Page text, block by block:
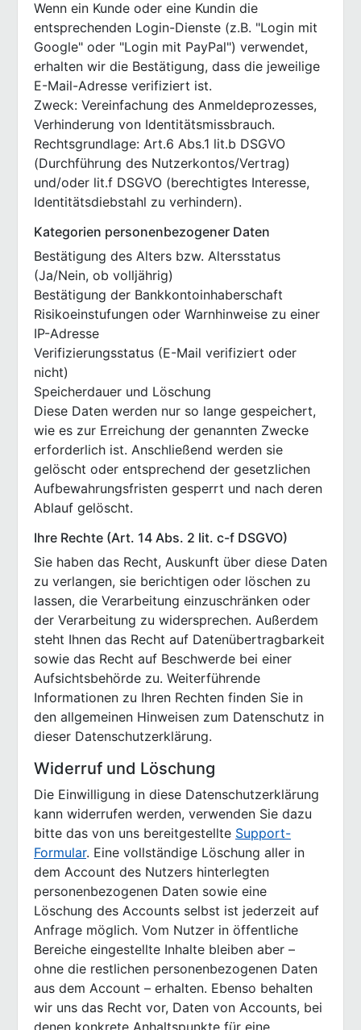
Wenn ein Kunde oder eine Kundin die
entsprechenden Login-Dienste (z.B. "Login mit
Google" oder "Login mit PayPal") verwendet,
erhalten wir die Bestätigung, dass die jeweilige
E-Mail-Adresse verifiziert ist.
Zweck: Vereinfachung des Anmeldeprozesses,
Verhinderung von Identitätsmissbrauch.
Rechtsgrundlage: Art.6 Abs.1 lit.b DSGVO
(Durchführung des Nutzerkontos/Vertrag)
und/oder lit.f DSGVO (berechtigtes Interesse,
Identitätsdiebstahl zu verhindern).
Kategorien personenbezogener Daten
Bestätigung des Alters bzw. Altersstatus
(Ja/Nein, ob volljährig)
Bestätigung der Bankkontoinhaberschaft
Risikoeinstufungen oder Warnhinweise zu einer
IP-Adresse
Verifizierungsstatus (E-Mail verifiziert oder
nicht)
Speicherdauer und Löschung
Diese Daten werden nur so lange gespeichert,
wie es zur Erreichung der genannten Zwecke
erforderlich ist. Anschließend werden sie
gelöscht oder entsprechend der gesetzlichen
Aufbewahrungsfristen gesperrt und nach deren
Ablauf gelöscht.
Ihre Rechte (Art. 14 Abs. 2 lit. c-f DSGVO)
Sie haben das Recht, Auskunft über diese Daten
zu verlangen, sie berichtigen oder löschen zu
lassen, die Verarbeitung einzuschränken oder
der Verarbeitung zu widersprechen. Außerdem
steht Ihnen das Recht auf Datenübertragbarkeit
sowie das Recht auf Beschwerde bei einer
Aufsichtsbehörde zu. Weiterführende
Informationen zu Ihren Rechten finden Sie in
den allgemeinen Hinweisen zum Datenschutz in
dieser Datenschutzerklärung.
Widerruf und Löschung
Die Einwilligung in diese Datenschutzerklärung
kann widerrufen werden, verwenden Sie dazu
bitte das von uns bereitgestellte Support-
Formular. Eine vollständige Löschung aller in
dem Account des Nutzers hinterlegten
personenbezogenen Daten sowie eine
Löschung des Accounts selbst ist jederzeit auf
Anfrage möglich. Vom Nutzer in öffentliche
Bereiche eingestellte Inhalte bleiben aber –
ohne die restlichen personenbezogenen Daten
aus dem Account – erhalten. Ebenso behalten
wir uns das Recht vor, Daten von Accounts, bei
denen konkrete Anhaltspunkte für eine